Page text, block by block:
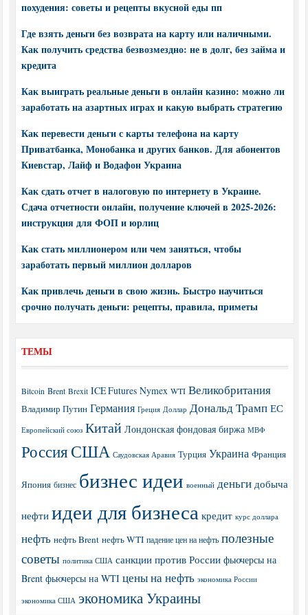
похудения: советы и рецепты вкусной еды пп
Где взять деньги без возврата на карту или наличными.
Как получить средства безвозмездно: не в долг, без займа и
кредита
Как выиграть реальные деньги в онлайн казино: можно ли
заработать на азартных играх и какую выбрать стратегию
Как перевести деньги с карты телефона на карту
Приватбанка, Монобанка и других банков. Для абонентов
Киевстар, Лайф и Водафон Украина
Как сдать отчет в налоговую по интернету в Украине.
Сдача отчетности онлайн, получение ключей в 2025-2026:
инструкция для ФОП и юрлиц
Как стать миллионером или чем заняться, чтобы
заработать первый миллион долларов
Как привлечь деньги в свою жизнь. Быстро научиться
срочно получать деньги: рецепты, правила, приметы
ТЕМЫ
Bitcoin Brent Brexit ICE Futures Nymex WTI Великобритания
Владимир Путин Германия Греция Доллар Дональд Трамп ЕС
Европейский союз Китай Лондонская фондовая биржа МВФ
РоссияСША Саудовская Аравия Турция Украина Франция
Япония бизнес бизнес идеи военный деньги добыча
нефти идеи для бизнеса кредит курс доллара
нефть нефть Brent нефть WTI падение цен на нефть полезные
советы политика США санкции против России фьючерсы на
Brent фьючерсы на WTI цены на нефть экономика России
экономика США экономика Украины